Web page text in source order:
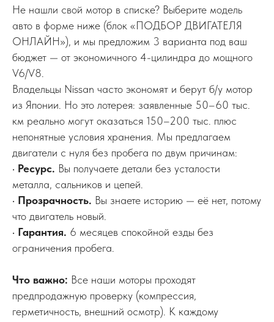
Не нашли свой мотор в списке? Выберите модель
авто в форме ниже (блок «ПОДБОР ДВИГАТЕЛЯ
ОНЛАЙН»), и мы предложим 3 варианта под ваш
бюджет — от экономичного 4-цилиндра до мощного
V6/V8.
Владельцы Nissan часто экономят и берут б/у мотор
из Японии. Но это лотерея: заявленные 50–60 тыс.
км реально могут оказаться 150–200 тыс. плюс
непонятные условия хранения. Мы предлагаем
двигатели с нуля без пробега по двум причинам:
• Ресурс. Вы получаете детали без усталости
металла, сальников и цепей.
• Прозрачность. Вы знаете историю — её нет, потому
что двигатель новый.
• Гарантия. 6 месяцев спокойной езды без
ограничения пробега.
Что важно: Все наши моторы проходят
предпродажную проверку (компрессия,
герметичность, внешний осмотр). К каждому